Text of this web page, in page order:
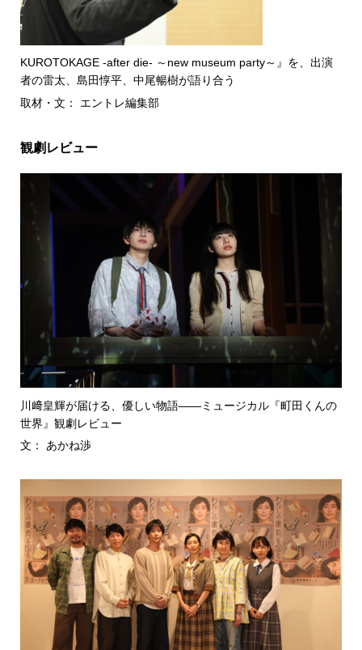
KUROTOKAGE -after die- ～new museum party～』を、出演
者の雷太、島田惇平、中尾暢樹が語り合う
取材・文： エントレ編集部
観劇レビュー
川﨑皇輝が届ける、優しい物語――ミュージカル『町田くんの
世界』観劇レビュー
文： あかね渉